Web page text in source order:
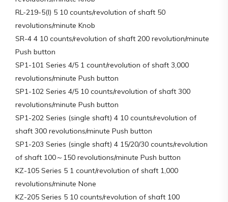
RL-219-5(I) 5 10 counts/revolution of shaft 50
revolutions/minute Knob
SR-4 4 10 counts/revolution of shaft 200 revolution/minute
Push button
SP1-101 Series 4/5 1 count/revolution of shaft 3,000
revolutions/minute Push button
SP1-102 Series 4/5 10 counts/revolution of shaft 300
revolutions/minute Push button
SP1-202 Series (single shaft) 4 10 counts/revolution of
shaft 300 revolutions/minute Push button
SP1-203 Series (single shaft) 4 15/20/30 counts/revolution
of shaft 100～150 revolutions/minute Push button
KZ-105 Series 5 1 count/revolution of shaft 1,000
revolutions/minute None
KZ-205 Series 5 10 counts/revolution of shaft 100